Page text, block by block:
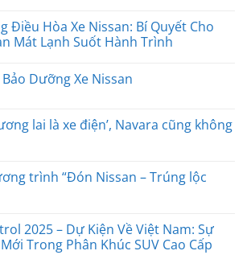
Điều Hòa Xe Nissan: Bí Quyết Cho
Mát Lạnh Suốt Hành Trình
Dưỡng Xe Nissan
lai là xe điện’, Navara cũng không
trình “Đón Nissan – Trúng lộc
2025 – Dự Kiện Về Việt Nam: Sự
Trong Phân Khúc SUV Cao Cấp